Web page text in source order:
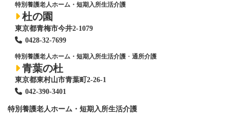
特別養護老人ホーム・短期入所生活介護
杜の園
東京都青梅市今井2-1079
0428-32-7699
特別養護老人ホーム・短期入所生活介護 ・ 通所介護
青葉の杜
東京都東村山市青葉町2-26-1
042-390-3401
特別養護老人ホーム ・短期入所生活介護